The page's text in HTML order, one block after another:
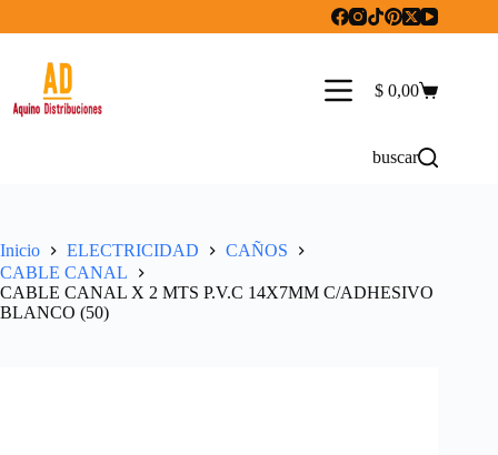
Carro
$ 0,00
buscar
Inicio ELECTRICIDAD
CAÑOS
CABLE CANAL
CABLE CANAL X 2 MTS P.V.C 14X7MM C/ADHESIVO
BLANCO (50)